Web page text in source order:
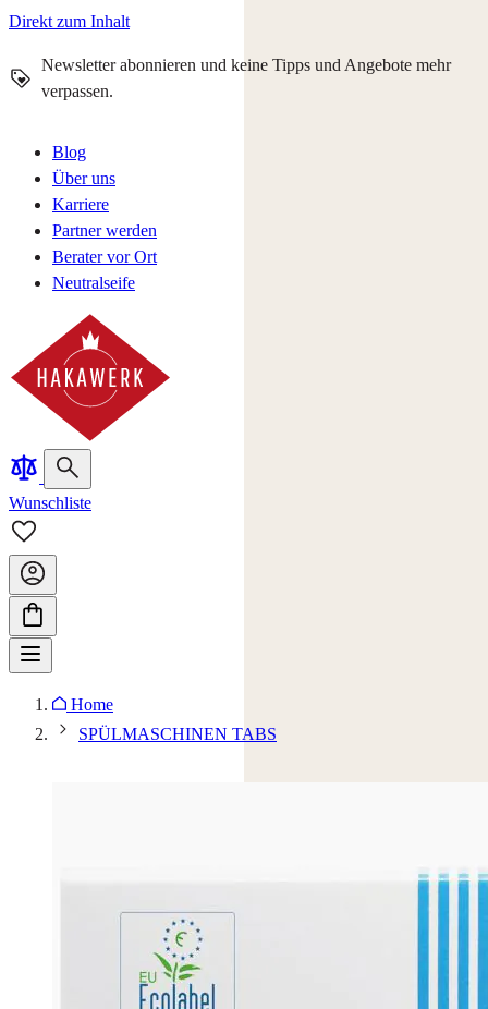
Direkt zum Inhalt
Newsletter abonnieren und keine Tipps und Angebote mehr
verpassen.
Blog
Über uns
Karriere
Partner werden
Berater vor Ort
Neutralseife
Wunschliste
Home
SPÜLMASCHINEN TABS